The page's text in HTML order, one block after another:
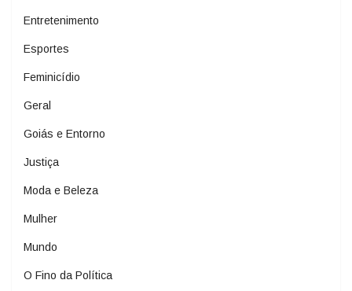
Entretenimento
Esportes
Feminicídio
Geral
Goiás e Entorno
Justiça
Moda e Beleza
Mulher
Mundo
O Fino da Política